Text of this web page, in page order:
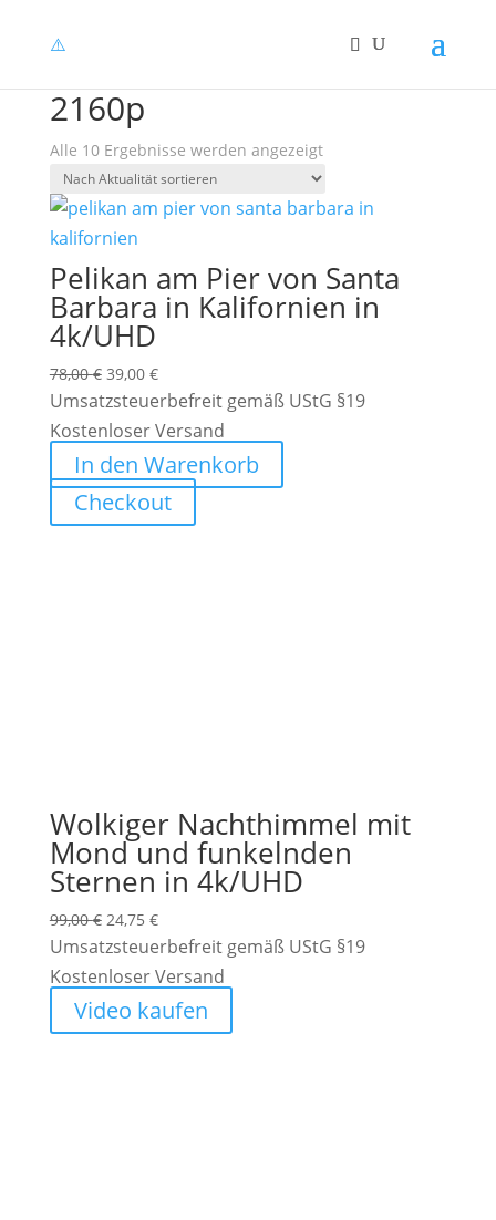
2160p
Alle 10 Ergebnisse werden angezeigtNach
Aktualität
sortiert
Pelikan am Pier von Santa
Barbara in Kalifornien in
4k/UHD
78,00€ Ursprünglicher
Preis
war:
78,00 €
39,00 €Aktueller
Preis
ist:
39,00 €.
Umsatzsteuerbefreit gemäß UStG §19
Kostenloser Versand
In den Warenkorb
Checkout
Wolkiger Nachthimmel mit
Mond und funkelnden
Sternen in 4k/UHD
99,00€ Ursprünglicher
Preis
war:
99,00 €
24,75 €Aktueller
Preis
ist:
24,75 €.
Umsatzsteuerbefreit gemäß UStG §19
Kostenloser Versand
Video kaufen